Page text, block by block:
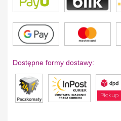
Dostępne formy dostawy: